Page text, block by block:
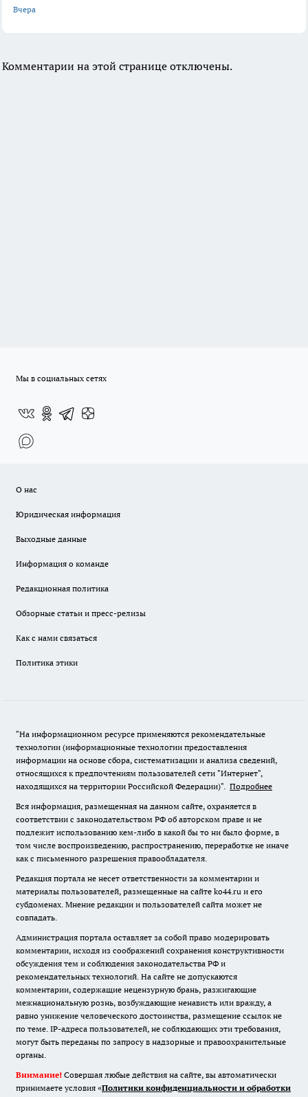
Вчера
Комментарии на этой странице отключены.
Мы в социальных сетях
О нас
Юридическая информация
Выходные данные
Информация о команде
Редакционная политика
Обзорные статьи и пресс-релизы
Как с нами связаться
Политика этики
"На информационном ресурсе применяются рекомендательные
технологии (информационные технологии предоставления
информации на основе сбора, систематизации и анализа сведений,
относящихся к предпочтениям пользователей сети "Интернет",
находящихся на территории Российской Федерации)". Подробнее
Вся информация, размещенная на данном сайте, охраняется в
соответствии с законодательством РФ об авторском праве и не
подлежит использованию кем-либо в какой бы то ни было форме, в
том числе воспроизведению, распространению, переработке не иначе
как с письменного разрешения правообладателя.
Редакция портала не несет ответственности за комментарии и
материалы пользователей, размещенные на сайте ko44.ru и его
субдоменах. Мнение редакции и пользователей сайта может не
совпадать.
Администрация портала оставляет за собой право модерировать
комментарии, исходя из соображений сохранения конструктивности
обсуждения тем и соблюдения законодательства РФ и
рекомендательных технологий. На сайте не допускаются
комментарии, содержащие нецензурную брань, разжигающие
межнациональную рознь, возбуждающие ненависть или вражду, а
равно унижение человеческого достоинства, размещение ссылок не
по теме. IP-адреса пользователей, не соблюдающих эти требования,
могут быть переданы по запросу в надзорные и правоохранительные
органы.
Внимание! Совершая любые действия на сайте, вы автоматически
принимаете условия «Политики конфиденциальности и обработки